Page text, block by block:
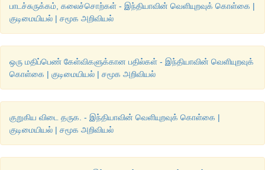
பாடச்சுருக்கம், கலைச்சொற்கள் - இந்தியாவின் வெளியுறவுக் கொள்கை |
குடிமையியல் | சமூக அறிவியல்
ஒரு மதிப்பெண் கேள்விகளுக்கான பதில்கள் - இந்தியாவின் வெளியுறவுக்
கொள்கை | குடிமையியல் | சமூக அறிவியல்
குறுகிய விடை தருக. - இந்தியாவின் வெளியுறவுக் கொள்கை |
குடிமையியல் | சமூக அறிவியல்